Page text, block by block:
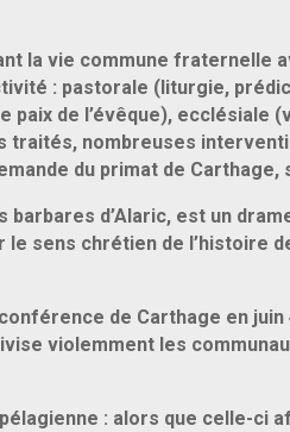
la vie commune fraternelle
: pastorale (liturgie,
de l’évêque), ecclésiale
traités, nombreuses
du primat de Carthage,
d’Alaric, est un
sens chrétien de l’histoire
de Carthage en
violemment les
: alors que celle-ci